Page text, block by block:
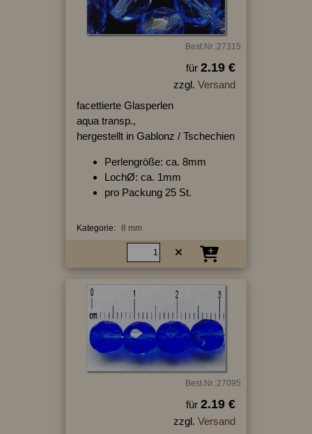
Best.Nr.:27315
für 2.19 €
zzgl. Versand
facettierte Glasperlen
aqua transp.,
hergestellt in Gablonz / Tschechien
Perlengröße: ca. 8mm
LochØ: ca. 1mm
pro Packung 25 St.
Kategorie: 8 mm
Best.Nr.:27095
für 2.19 €
zzgl. Versand